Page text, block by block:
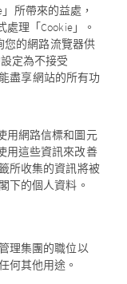
所帶來的益處，
理「Cookie」。
您的網路流覽器供
定為不接受
盡享網站的所有功
用網路信標和圖元
用這些資訊來改善
所收集的資訊將被
下的個人資料。
理集團的職位以
何其他用途。